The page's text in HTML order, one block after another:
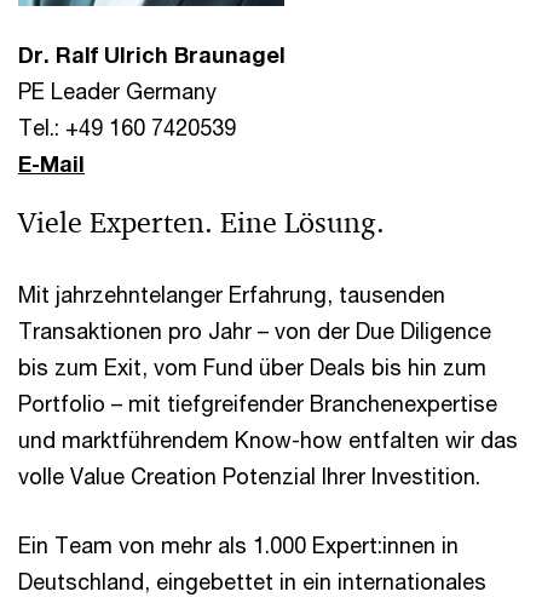
Dr. Ralf Ulrich Braunagel
PE Leader Germany
Tel.: +49 160 7420539
E-Mail
Viele Experten. Eine Lösung.
Mit jahrzehntelanger Erfahrung, tausenden
Transaktionen pro Jahr – von der Due Diligence
bis zum Exit, vom Fund über Deals bis hin zum
Portfolio – mit tiefgreifender Branchenexpertise
und marktführendem Know-how entfalten wir das
volle Value Creation Potenzial Ihrer Investition.
Ein Team von mehr als 1.000 Expert:innen in
Deutschland, eingebettet in ein internationales